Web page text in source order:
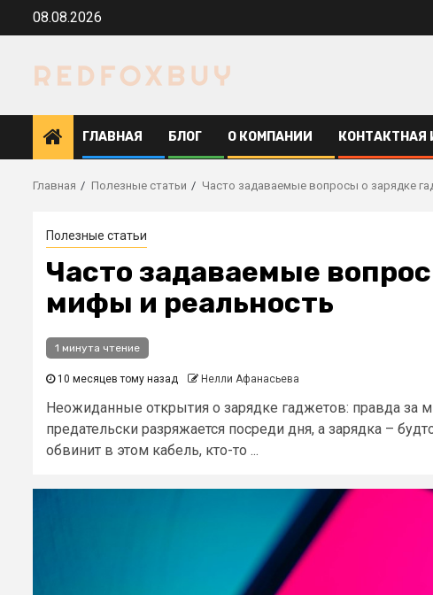
Перейти08.08.2026
ГЛАВНАЯ БЛОГ О КОМПАНИИ
Главная Полезные статьи Часто задаваемые вопросы о зарядке
Полезные статьи
Часто задаваемые
мифы и реальность
1 минута чтение
10 месяцев тому назад Нелли Афанасьева
Неожиданные открытия о зарядке гаджетов: правда
предательски разряжается посреди дня, а зарядка –
обвинит в этом кабель, кто-то ...